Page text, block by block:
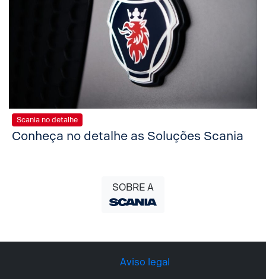
Scania no detalhe
Conheça no detalhe as Soluções Scania
SOBRE A
Aviso legal